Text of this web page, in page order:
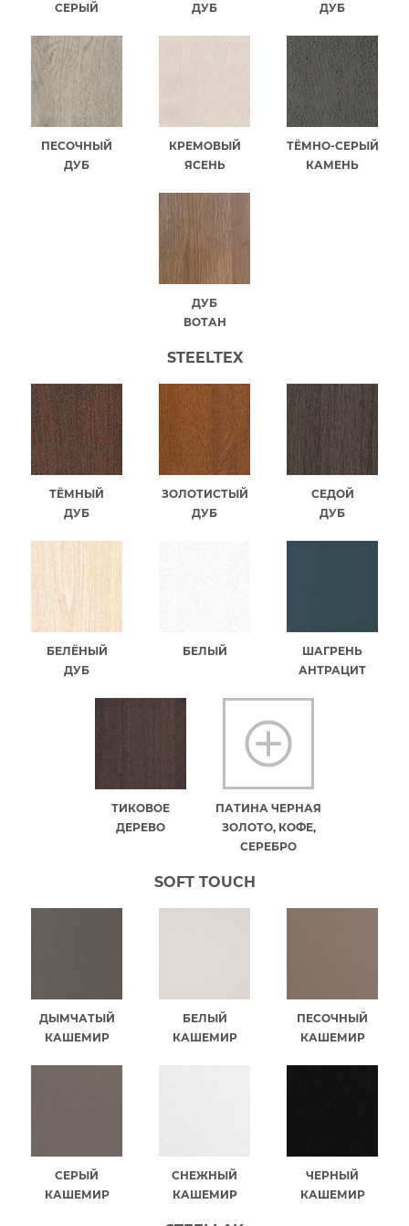
СЕРЫЙ
ДУБ
ДУБ
ПЕСОЧНЫЙ
ДУБ
КРЕМОВЫЙ
ЯСЕНЬ
ТЁМНО-СЕРЫЙ
КАМЕНЬ
ДУБ
ВОТАН
STEELTEX
ТЁМНЫЙ
ДУБ
ЗОЛОТИСТЫЙ
ДУБ
СЕДОЙ
ДУБ
БЕЛЁНЫЙ
ДУБ
БЕЛЫЙ
ШАГРЕНЬ
АНТРАЦИТ
ТИКОВОЕ
ДЕРЕВО
ПАТИНА ЧЕРНАЯ
ЗОЛОТО, КОФЕ,
СЕРЕБРО
SOFT TOUCH
ДЫМЧАТЫЙ
КАШЕМИР
БЕЛЫЙ
КАШЕМИР
ПЕСОЧНЫЙ
КАШЕМИР
СЕРЫЙ
КАШЕМИР
СНЕЖНЫЙ
КАШЕМИР
ЧЕРНЫЙ
КАШЕМИР